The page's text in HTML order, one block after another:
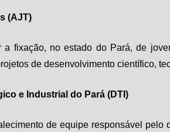
(AJT)
a fixação, no estado do Pará, de
de desenvolvimento científico,
e Industrial do Pará (DTI)
de equipe responsável